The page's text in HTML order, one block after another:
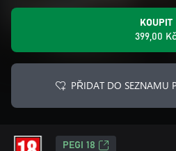
KOUPIT
399,00 Kč
PŘIDAT DO SEZNAMU
PEGI 18